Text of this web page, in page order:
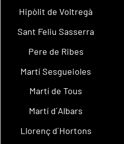
Hipòlit de Voltregà
Sant Feliu Sasserra
Pere de Ribes
Martí Sesgueioles
Martí de Tous
Martí d´Albars
Llorenç d´Hortons